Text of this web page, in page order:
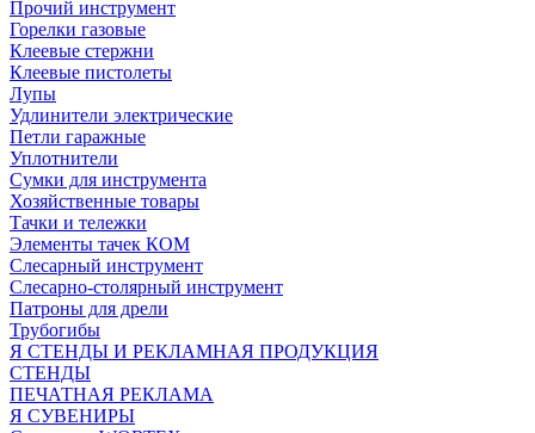
Прочий инструмент
Горелки газовые
Клеевые стержни
Клеевые пистолеты
Лупы
Удлинители электрические
Петли гаражные
Уплотнители
Сумки для инструмента
Хозяйственные товары
Тачки и тележки
Элементы тачек КОМ
Слесарный инструмент
Слесарно-столярный инструмент
Патроны для дрели
Трубогибы
Я СТЕНДЫ И РЕКЛАМНАЯ ПРОДУКЦИЯ
СТЕНДЫ
ПЕЧАТНАЯ РЕКЛАМА
Я СУВЕНИРЫ